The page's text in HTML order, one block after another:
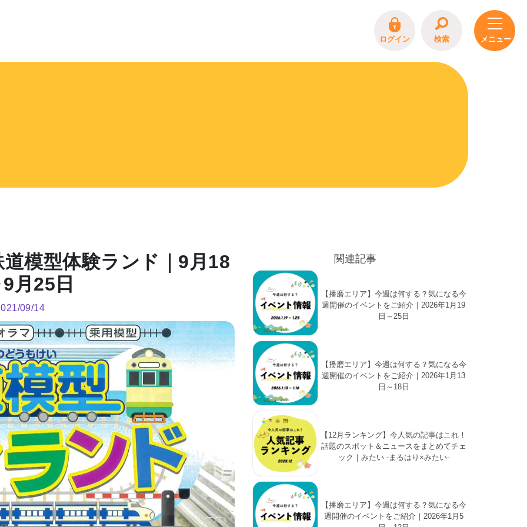
ログイン 検索
模型体験ランド｜9月18
月25日
09/14
関連記事
【播磨エリア】今週は何する？気になる今
週開催のイベントをご紹介｜2026年1月19
日～25日
【播磨エリア】今週は何する？気になる今
週開催のイベントをご紹介｜2026年1月13
日～18日
【12月ランキング】今人気の記事はこれ！
話題のスポット＆ニュースをまとめてチェ
ック｜みたい -まるはり×みたい-
【播磨エリア】今週は何する？気になる今
週開催のイベントをご紹介｜2026年1月5